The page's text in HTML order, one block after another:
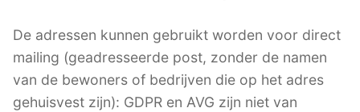
De adressen kunnen gebruikt worden voor direct
mailing (geadresseerde post, zonder de namen
van de bewoners of bedrijven die op het adres
gehuisvest zijn): GDPR en AVG zijn niet van